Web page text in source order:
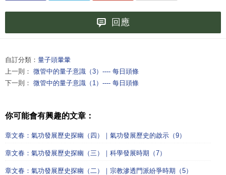
回應
自訂分類： 量子頭暈暈
上一則： 微管中的量子意識（3）---- 每日頭條
下一則： 微管中的量子意識（1）---- 每日頭條
你可能會有興趣的文章：
章文春：氣功發展歷史探幽（四）｜氣功發展歷史的啟示（9）
章文春：氣功發展歷史探幽（三）｜科學發展時期（7）
章文春：氣功發展歷史探幽（二）｜宗教滲透門派紛爭時期（5）